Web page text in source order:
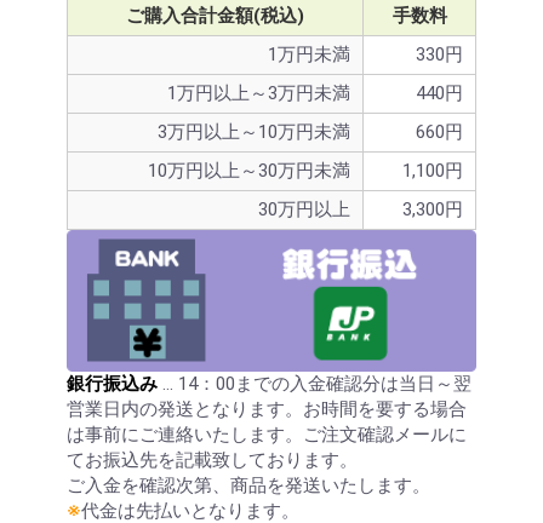
ご購入合計金額(税込)
手数料
1万円未満
330円
1万円以上～3万円未満
440円
3万円以上～10万円未満
660円
10万円以上～30万円未満
1,100円
30万円以上
3,300円
銀行振込み … 14：00までの入金確認分は当日～翌
営業日内の発送となります。お時間を要する場合
は事前にご連絡いたします。ご注文確認メールに
てお振込先を記載致しております。
ご入金を確認次第、商品を発送いたします。
※代金は先払いとなります。